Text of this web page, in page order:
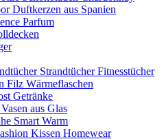
Duftkerzen aus Spanien
Parfum
Strandtücher Fitnesstücher
Filz Wärmeflaschen
Getränke
aus Glas
Smart Warm
Kissen Homewear